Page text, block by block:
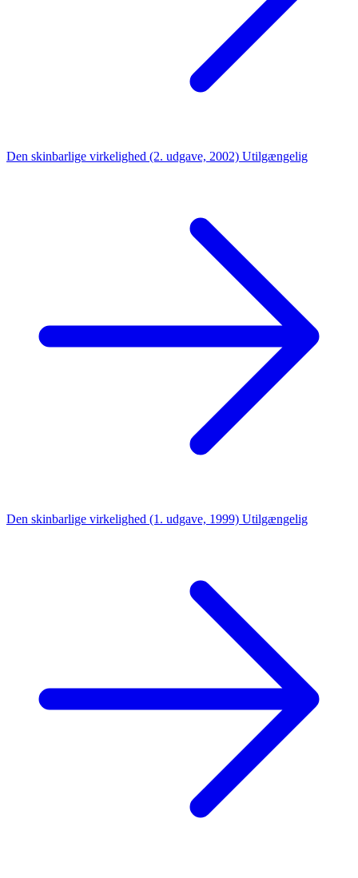
Den skinbarlige virkelighed (2. udgave, 2002) Utilgængelig
Den skinbarlige virkelighed (1. udgave, 1999) Utilgængelig